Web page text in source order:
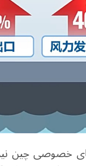
خصوصی چین